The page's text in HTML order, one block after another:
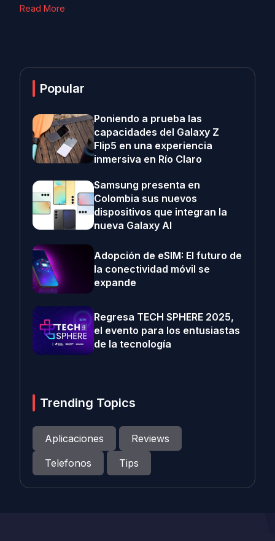
Read More
Popular
Poniendo a prueba las
capacidades del Galaxy Z
Flip5 en una experiencia
inmersiva en Río Claro
Samsung presenta en
Colombia sus nuevos
dispositivos que integran la
nueva Galaxy AI
Adopción de eSIM: El futuro de
la conectividad móvil se
expande
Regresa TECH SPHERE 2025,
el evento para los entusiastas
de la tecnología
Trending Topics
Aplicaciones
Reviews
Telefonos
Tips